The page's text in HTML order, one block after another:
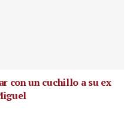
con un cuchillo a su ex